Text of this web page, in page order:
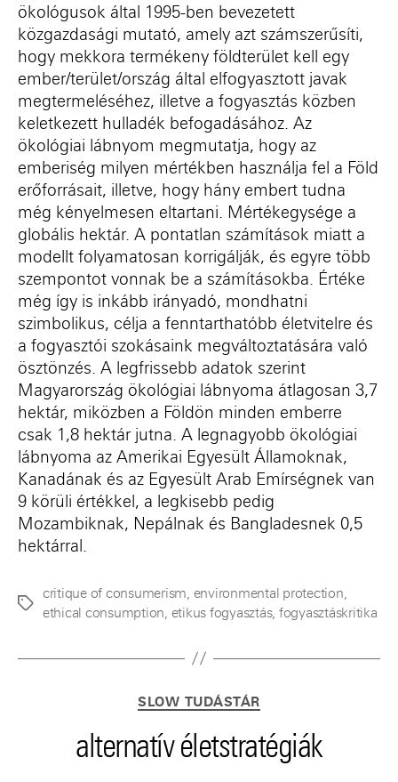
ökológusok által 1995-ben bevezetett
közgazdasági mutató, amely azt számszerűsíti,
hogy mekkora termékeny földterület kell egy
ember/terület/ország által elfogyasztott javak
megtermeléséhez, illetve a fogyasztás közben
keletkezett hulladék befogadásához. Az
ökológiai lábnyom megmutatja, hogy az
emberiség milyen mértékben használja fel a Föld
erőforrásait, illetve, hogy hány embert tudna
még kényelmesen eltartani. Mértékegysége a
globális hektár. A pontatlan számítások miatt a
modellt folyamatosan korrigálják, és egyre több
szempontot vonnak be a számításokba. Értéke
még így is inkább irányadó, mondhatni
szimbolikus, célja a fenntarthatóbb életvitelre és
a fogyasztói szokásaink megváltoztatására való
ösztönzés. A legfrissebb adatok szerint
Magyarország ökológiai lábnyoma átlagosan 3,7
hektár, miközben a Földön minden emberre
csak 1,8 hektár jutna. A legnagyobb ökológiai
lábnyoma az Amerikai Egyesült Államoknak,
Kanadának és az Egyesült Arab Emírségnek van
9 körüli értékkel, a legkisebb pedig
Mozambiknak, Nepálnak és Bangladesnek 0,5
hektárral.
Címkék
critique of consumerism environmental protection
ethical consumption etikus fogyasztás, fogyasztáskritika
Kategóriák
SLOW TUDÁSTÁR
alternatív életstratégiák